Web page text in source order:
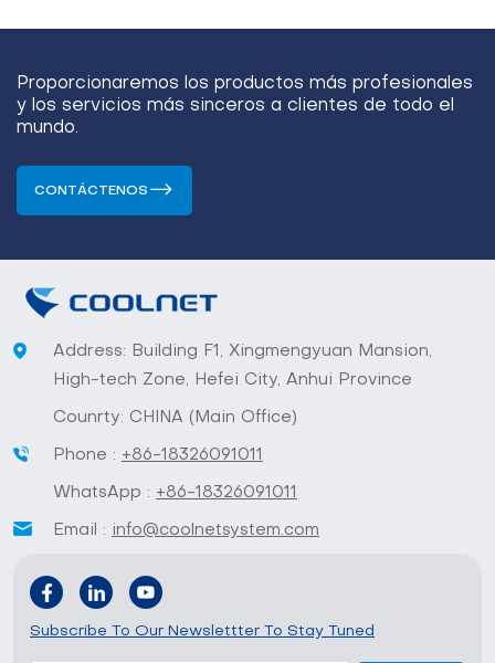
Proporcionaremos los productos más profesionales
y los servicios más sinceros a clientes de todo el
mundo.
CONTÁCTENOS
Address: Building F1, Xingmengyuan Mansion,
High-tech Zone, Hefei City, Anhui Province
Counrty: CHINA (Main Office)
Phone : +86-18326091011
WhatsApp : +86-18326091011
Email : info@coolnetsystem.com
Subscribe To Our Newslettter To Stay Tuned